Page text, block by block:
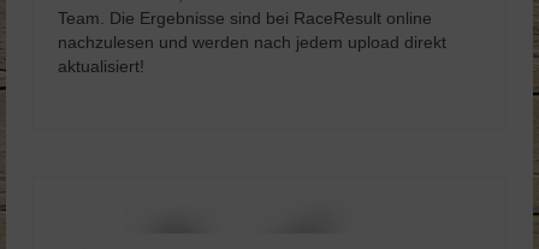
Team. Die Ergebnisse sind bei RaceResult online
nachzulesen und werden nach jedem upload direkt
aktualisiert!